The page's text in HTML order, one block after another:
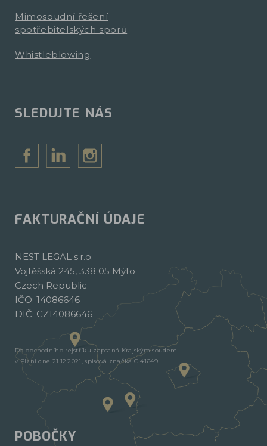
Mimosoudní řešení
spotřebitelských sporů
Whistleblowing
SLEDUJTE NÁS
FAKTURAČNÍ ÚDAJE
NEST LEGAL s.r.o.
Vojtěšská 245, 338 05 Mýto
Czech Republic
IČO: 14086646
DIČ: CZ14086646
Do obchodního rejstříku zapsaná Krajským soudem
v Plzni dne 21.12.2021, spisová značka C 41649.
POBOČKY